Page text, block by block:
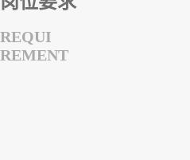
REQUI
REMENT